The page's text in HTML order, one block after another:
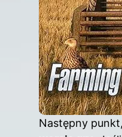
Następny